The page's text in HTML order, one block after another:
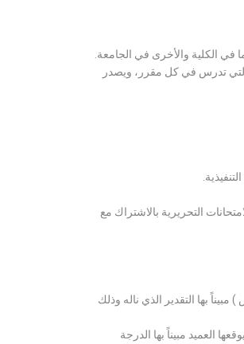
الكلية والأخرى في الجامعة.
التي تدرس في كل مقرر، ويصدر
التحريرية بالاشتراك مع
بها التقدير الذي ناله وذلك
العميد مبيناً بها الدرجة